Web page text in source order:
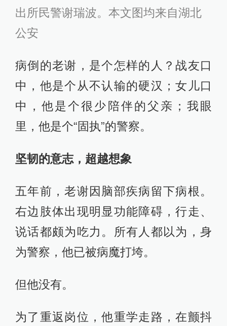
出所民警谢瑞波。本文图均来自湖北
公安
病倒的老谢，是个怎样的人？战友口
中，他是个从不认输的硬汉；女儿口
中，他是个很少陪伴的父亲；我眼
里，他是个“固执”的警察。
坚韧的意志，超越想象
五年前，老谢因脑部疾病留下病根。
右边肢体出现明显功能障碍，行走、
说话都颇为吃力。所有人都以为，身
为警察，他已被病魔打垮。
但他没有。
为了重返岗位，他重学走路，在颤抖